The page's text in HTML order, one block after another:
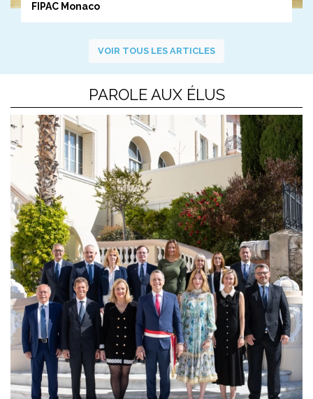
FIPAC Monaco
VOIR TOUS LES ARTICLES
PAROLE AUX ÉLUS